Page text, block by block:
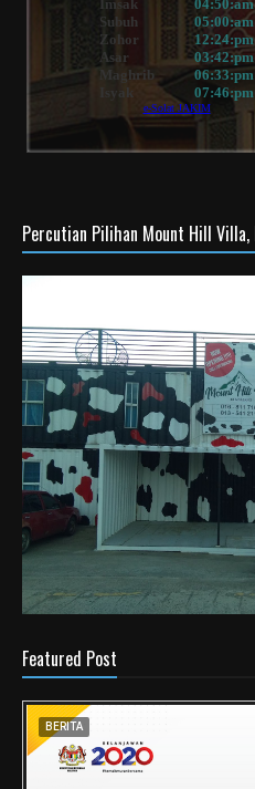
Percutian Pilihan Mount Hill Villa,
Featured Post
BERITA